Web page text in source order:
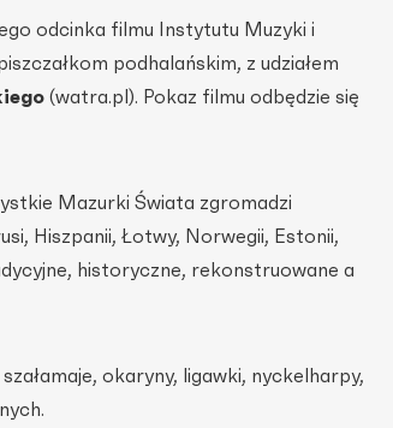
odcinka filmu Instytutu Muzyki i
podhalańskim, z udziałem
(watra.pl). Pokaz filmu odbędzie się
Mazurki Świata zgromadzi
Hiszpanii, Łotwy, Norwegii, Estonii,
historyczne, rekonstruowane a
okaryny, ligawki, nyckelharpy,